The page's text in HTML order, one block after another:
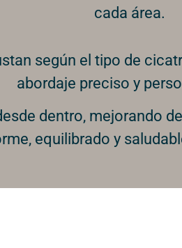
cada área.
según el tipo de
abordaje preciso y
dentro, mejorando
equilibrado y